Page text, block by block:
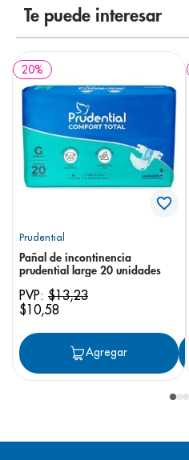
Te puede interesar
20%
Prudential
Pañal de incontinencia
prudential large 20 unidades
PVP: $13,23
$10,58
Agregar